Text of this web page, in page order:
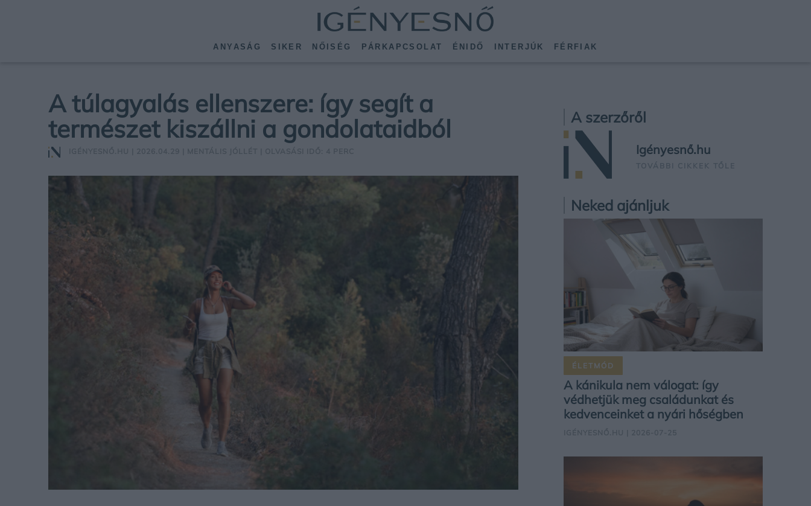
ANYASÁG SIKER NŐISÉG PÁRKAPCSOLAT ÉNIDŐ INTERJÚK FÉRFIAK
A túlagyalás ellenszere: így segít a
természet kiszállni a gondolataidból
A szerzőről
Igényesnő.hu
TOVÁBBI CIKKEK TŐLE
Neked ajánljuk
ÉLETMÓD
A kánikula nem válogat: így
védhetjük meg családunkat és
kedvenceinket a nyári hőségben